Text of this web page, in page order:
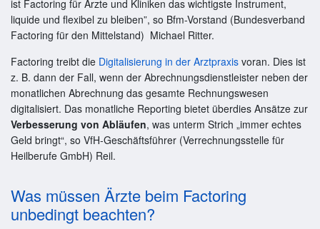
ist Factoring für Ärzte und Kliniken das wichtigste Instrument,
liquide und flexibel zu bleiben”, so Bfm-Vorstand (Bundesverband
Factoring für den Mittelstand) Michael Ritter.
Factoring treibt die Digitalisierung in der Arztpraxis voran. Dies ist
z. B. dann der Fall, wenn der Abrechnungsdienstleister neben der
monatlichen Abrechnung das gesamte Rechnungswesen
digitalisiert. Das monatliche Reporting bietet überdies Ansätze zur
Verbesserung von Abläufen, was unterm Strich „immer echtes
Geld bringt“, so VfH-Geschäftsführer (Verrechnungsstelle für
Heilberufe GmbH) Reil.
Was müssen Ärzte beim Factoring
unbedingt beachten?